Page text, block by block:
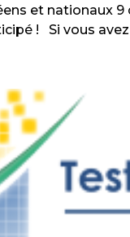
et nationaux
! Si vous avez